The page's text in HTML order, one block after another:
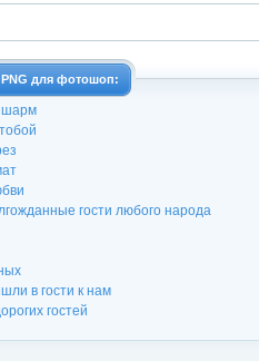
PNG для фотошоп:
шарм
гости любого народа
в гости к нам
гостей